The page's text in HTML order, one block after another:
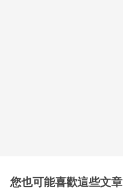
您也可能喜歡這些文章